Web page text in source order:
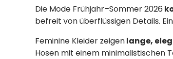
Die Mode Frühjahr–Sommer 2026
befreit von überflüssigen Details.
Feminine Kleider zeigenlange,
Hosen mit einem minimalistischen